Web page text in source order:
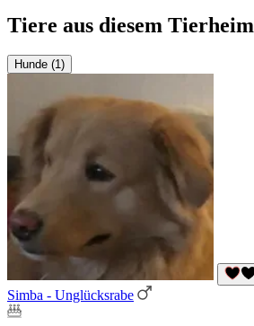
Tiere aus diesem Tierheim
Hunde (1)
Simba - Unglücksrabe